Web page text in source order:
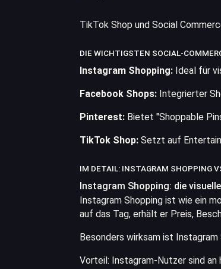
TikTok Shop und Social
DIE WICHTIGSTEN SOCIAL-
Instagram Shopping: Ideal für
Facebook Shops: Integrierter
Pinterest: Bietet "Shoppable
TikTok Shop: Setzt auf
IM DETAIL: INSTAGRAM SHOPPING
Instagram Shopping: die
Instagram Shopping ist wie ein
auf das Tag, erhält er Preis,
Besonders wirksam ist
Vorteil: Instagram-Nutzer sind